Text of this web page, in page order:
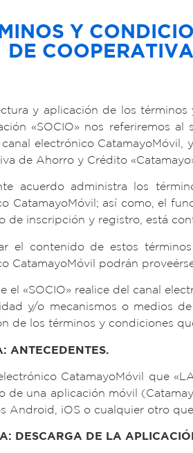
Y
DE
y aplicación de los
«SOCIO» nos referiremos
electrónico CatamayoMóvil,
de Ahorro y Crédito
acuerdo administra los
CatamayoMóvil; así como, el
de inscripción y registro, está
el contenido de estos
CatamayoMóvil podrán
el «SOCIO» realice del canal
y/o mecanismos o medios
de los términos y condiciones
ANTECEDENTES.
CatamayoMóvil que
de una aplicación móvil
Android, iOS o cualquier otro
DESCARGA DE LA